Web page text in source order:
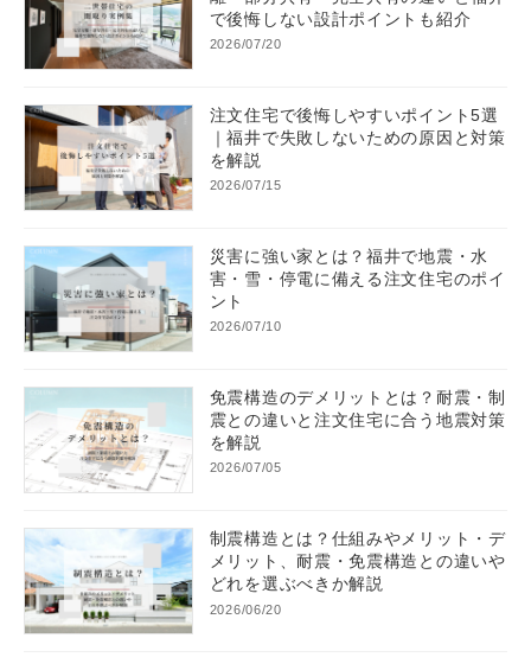
で後悔しない設計ポイントも紹介
2026/07/20
注文住宅で後悔しやすいポイント5選
｜福井で失敗しないための原因と対策
を解説
2026/07/15
災害に強い家とは？福井で地震・水
害・雪・停電に備える注文住宅のポイ
ント
2026/07/10
免震構造のデメリットとは？耐震・制
震との違いと注文住宅に合う地震対策
を解説
2026/07/05
制震構造とは？仕組みやメリット・デ
メリット、耐震・免震構造との違いや
どれを選ぶべきか解説
2026/06/20